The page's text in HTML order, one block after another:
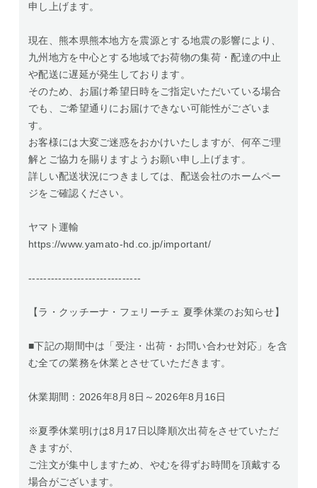
申し上げます。
現在、熊本県熊本地方を震源とする地震の影響により、
九州地方を中心とする地域でお荷物の集荷・配達の中止
や配送に遅延が発生しております。
そのため、お届け希望日時をご指定いただいている場合
でも、ご希望通りにお届けできない可能性がございま
す。
お客様には大変ご迷惑をおかけいたしますが、何卒ご理
解とご協力を賜りますようお願い申し上げます。
詳しい配送状況につきましては、配送会社のホームペー
ジをご確認ください。
ヤマト運輸
https://www.yamato-hd.co.jp/important/
------------------------------
【ラ・クッチーナ・フェリーチェ 夏季休業のお知らせ】
■下記の期間中は「受注・出荷・お問い合わせ対応」を含
む全ての業務を休業とさせていただきます。
休業期間：2026年8月8日～2026年8月16日
※夏季休業明けは8月17日以降順次出荷をさせていただ
きますが、
ご注文が集中しますため、やむを得ずお時間を頂戴する
場合がございます。